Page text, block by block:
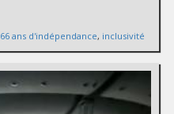
66 ans d'indépendance, inclusivité